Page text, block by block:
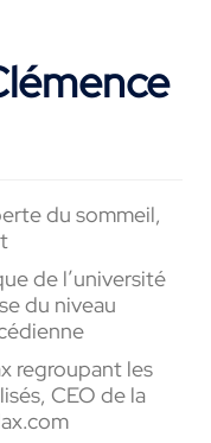
du sommeil,
de l’université
du niveau
regroupant les
CEO de la